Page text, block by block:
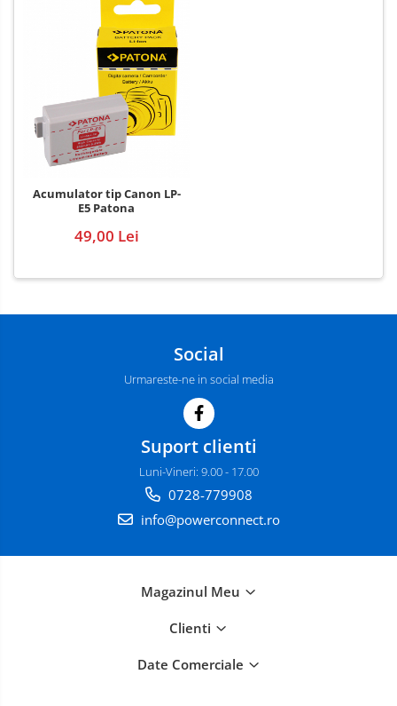
Acumulator tip Canon LP-
E5 Patona
49,00 Lei
Social
Urmareste-ne in social media
Suport clienti
Luni-Vineri: 9.00 - 17.00
0728-779908
info@powerconnect.ro
Magazinul Meu
Clienti
Date Comerciale